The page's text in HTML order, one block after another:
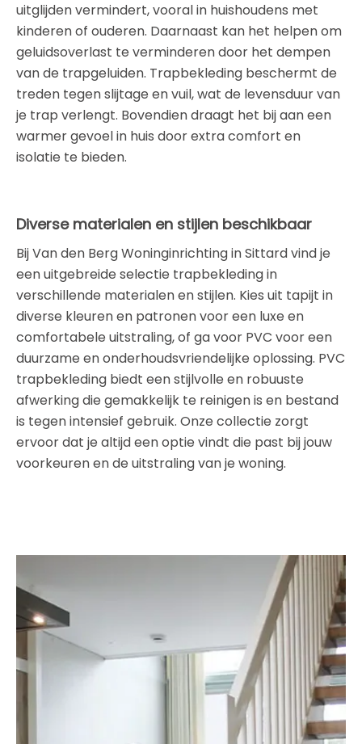
uitglijden vermindert, vooral in huishoudens met
kinderen of ouderen. Daarnaast kan het helpen om
geluidsoverlast te verminderen door het dempen
van de trapgeluiden. Trapbekleding beschermt de
treden tegen slijtage en vuil, wat de levensduur van
je trap verlengt. Bovendien draagt het bij aan een
warmer gevoel in huis door extra comfort en
isolatie te bieden.
Diverse materialen en stijlen beschikbaar
Bij Van den Berg Woninginrichting in Sittard vind je
een uitgebreide selectie trapbekleding in
verschillende materialen en stijlen. Kies uit tapijt in
diverse kleuren en patronen voor een luxe en
comfortabele uitstraling, of ga voor PVC voor een
duurzame en onderhoudsvriendelijke oplossing. PVC
trapbekleding biedt een stijlvolle en robuuste
afwerking die gemakkelijk te reinigen is en bestand
is tegen intensief gebruik. Onze collectie zorgt
ervoor dat je altijd een optie vindt die past bij jouw
voorkeuren en de uitstraling van je woning.